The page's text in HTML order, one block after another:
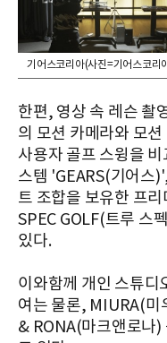
기어스코리아(사진=기어스코리
한편, 영상 속 레슨 촬
의 모션 카메라와 모
사용자 골프 스윙을
스템 'GEARS(기어스
트 조합을 보유한 프
SPEC GOLF(트루 스
있다.
이와함께 개인 스튜디
여는 물론, MIURA(미
& RONA(마크앤로나)